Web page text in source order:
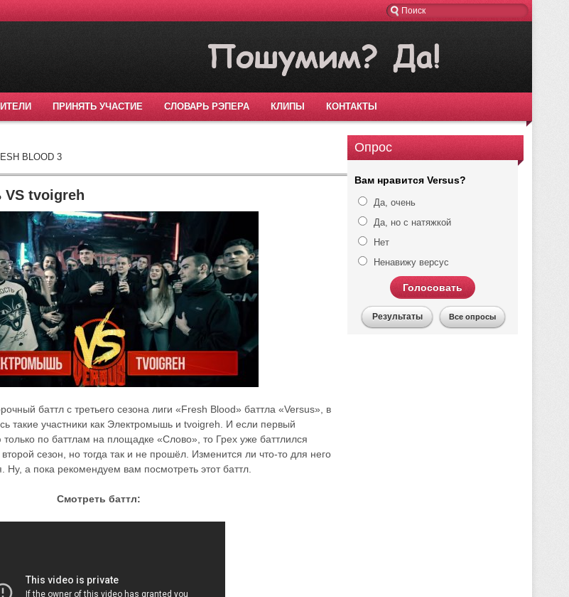
ПРИНЯТЬ УЧАСТИЕ СЛОВАРЬ РЭПЕРА КЛИПЫ КОНТАКТЫ
BLOOD 3
tvoigreh
баттл с третьего сезона лиги «Fresh Blood» баттла «Versus», в
такие участники как Электромышь и tvoigreh. И если первый
по баттлам на площадке «Слово», то Грех уже баттлился
сезон, но тогда так и не прошёл. Изменится ли что-то для него
а пока рекомендуем вам посмотреть этот баттл.
Смотреть баттл:
Опрос
Вам нравится Versus?
Да, очень
Да, но с натяжкой
Нет
Ненавижу версус
Голосовать
Результаты Все опросы